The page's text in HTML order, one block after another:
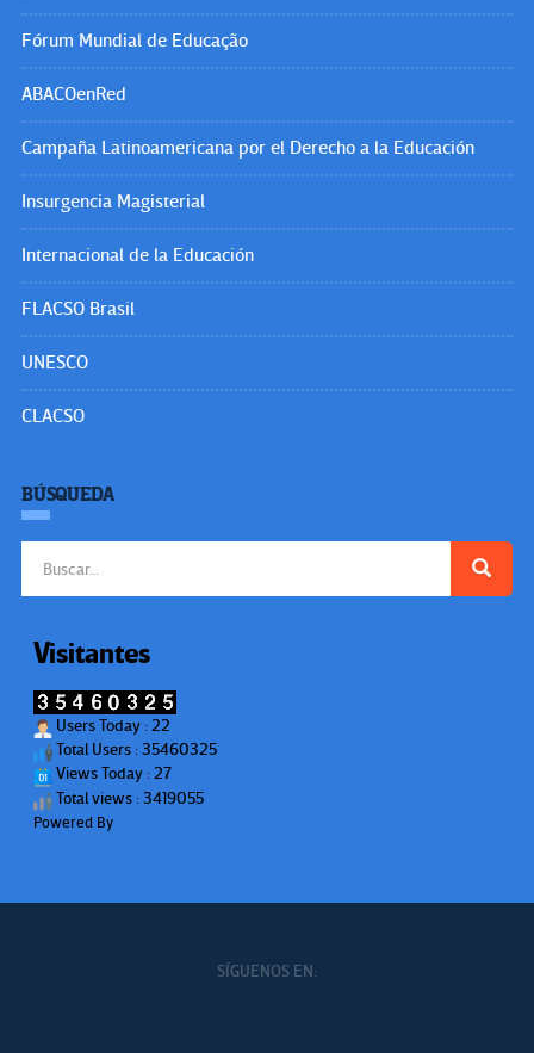
Fórum Mundial de Educação
ABACOenRed
Campaña Latinoamericana por el Derecho a la Educación
Insurgencia Magisterial
Internacional de la Educación
FLACSO Brasil
UNESCO
CLACSO
BÚSQUEDA
Visitantes
Users Today : 22
Total Users : 35460325
Views Today : 27
Total views : 3419055
Powered By
SÍGUENOS EN: